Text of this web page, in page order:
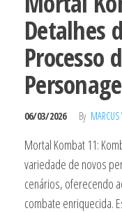
Detalhes
Processo
06/03/2026 By MARCUS
Mortal Kombat 11:
variedade de novos
cenários, oferecendo
combate enriquecida.